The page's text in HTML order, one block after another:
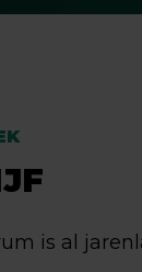
is al